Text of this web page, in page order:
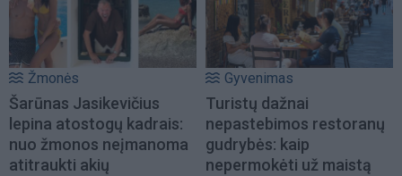
Žmonės
Šarūnas Jasikevičius
lepina atostogų kadrais:
nuo žmonos neįmanoma
atitraukti akių
Gyvenimas
Turistų dažnai
nepastebimos restoranų
gudrybės: kaip
nepermokėti už maistą